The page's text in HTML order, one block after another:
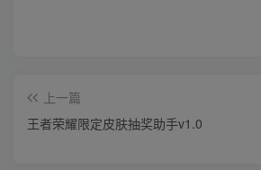
上一篇
王者荣耀限定皮肤抽奖助手v1.0